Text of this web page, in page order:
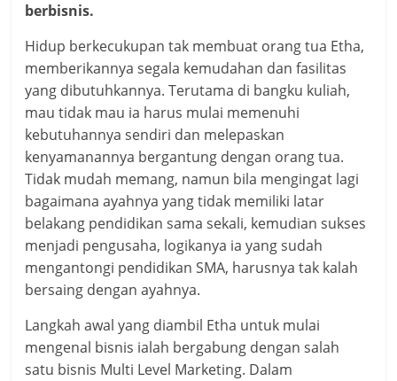
berbisnis.
Hidup berkecukupan tak membuat orang tua Etha,
memberikannya segala kemudahan dan fasilitas
yang dibutuhkannya. Terutama di bangku kuliah,
mau tidak mau ia harus mulai memenuhi
kebutuhannya sendiri dan melepaskan
kenyamanannya bergantung dengan orang tua.
Tidak mudah memang, namun bila mengingat lagi
bagaimana ayahnya yang tidak memiliki latar
belakang pendidikan sama sekali, kemudian sukses
menjadi pengusaha, logikanya ia yang sudah
mengantongi pendidikan SMA, harusnya tak kalah
bersaing dengan ayahnya.
Langkah awal yang diambil Etha untuk mulai
mengenal bisnis ialah bergabung dengan salah
satu bisnis Multi Level Marketing. Dalam